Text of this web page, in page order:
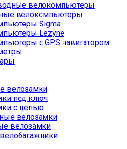
велокомпьютеры
велокомпьютеры
Sigma
Lezyne
с GPS навигатором
велозамки
под ключ
с цепью
велозамки
велозамки